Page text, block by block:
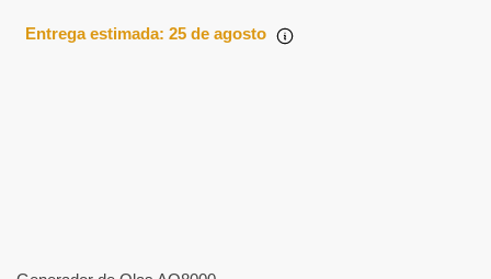
Entrega estimada: 25 de agosto